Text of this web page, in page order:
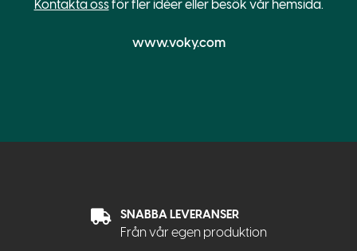
Kontakta ossför fler idéer eller besök vår hemsida.
www.voky.com
SNABBA LEVERANSER
Från vår egen produktion